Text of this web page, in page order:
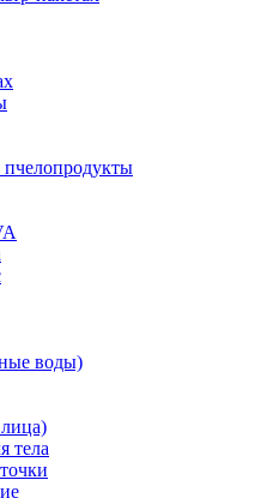
воды)
тела